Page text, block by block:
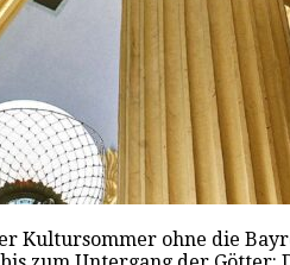
Kultursommer ohne die